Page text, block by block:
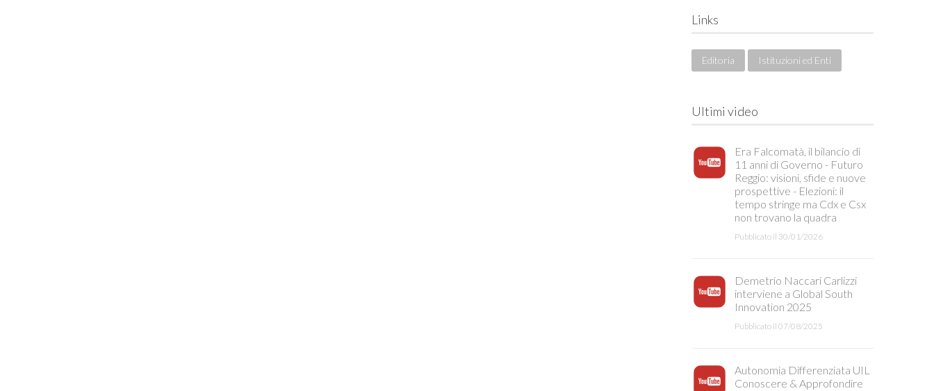
Links
Editoria Istituzioni ed Enti
Ultimi video
Era Falcomatà, il bilancio di
11 anni di Governo - Futuro
Reggio: visioni, sfide e nuove
prospettive - Elezioni: il
tempo stringe ma Cdx e Csx
non trovano la quadra
Pubblicato il 30/01/2026
Demetrio Naccari Carlizzi
interviene a Global South
Innovation 2025
Pubblicato il 07/08/2025
Autonomia Differenziata UIL
Conoscere & Approfondire